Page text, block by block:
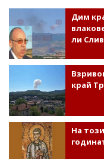
Дим
ли
край
На